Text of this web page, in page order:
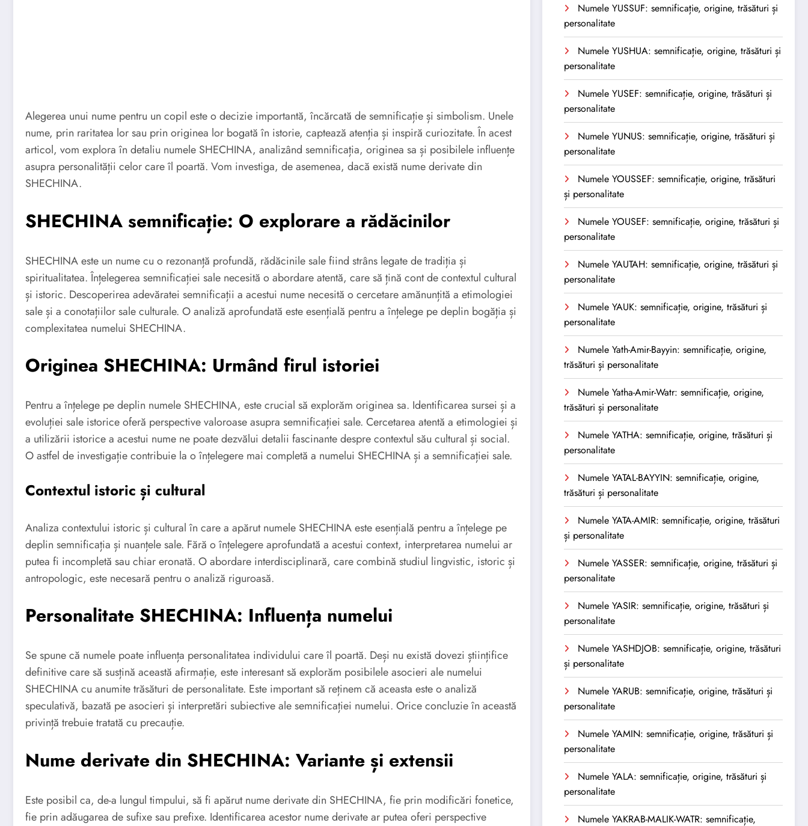
Alegerea unui nume pentru un copil este o decizie importantă, încărcată de semnificație și simbolism. Unele
nume, prin raritatea lor sau prin originea lor bogată în istorie, captează atenția și inspiră curiozitate. În acest
articol, vom explora în detaliu numele SHECHINA, analizând semnificația, originea sa și posibilele influențe
asupra personalității celor care îl poartă. Vom investiga, de asemenea, dacă există nume derivate din
SHECHINA.
SHECHINA semnificație: O explorare a rădăcinilor
SHECHINA este un nume cu o rezonanță profundă, rădăcinile sale fiind strâns legate de tradiția și
spiritualitatea. Înțelegerea semnificației sale necesită o abordare atentă, care să țină cont de contextul cultural
și istoric. Descoperirea adevăratei semnificații a acestui nume necesită o cercetare amănunțită a etimologiei
sale și a conotațiilor sale culturale. O analiză aprofundată este esențială pentru a înțelege pe deplin bogăția și
complexitatea numelui SHECHINA.
Originea SHECHINA: Urmând firul istoriei
Pentru a înțelege pe deplin numele SHECHINA, este crucial să explorăm originea sa. Identificarea sursei și a
evoluției sale istorice oferă perspective valoroase asupra semnificației sale. Cercetarea atentă a etimologiei și
a utilizării istorice a acestui nume ne poate dezvălui detalii fascinante despre contextul său cultural și social.
O astfel de investigație contribuie la o înțelegere mai completă a numelui SHECHINA și a semnificației sale.
Contextul istoric și cultural
Analiza contextului istoric și cultural în care a apărut numele SHECHINA este esențială pentru a înțelege pe
deplin semnificația și nuanțele sale. Fără o înțelegere aprofundată a acestui context, interpretarea numelui ar
putea fi incompletă sau chiar eronată. O abordare interdisciplinară, care combină studiul lingvistic, istoric și
antropologic, este necesară pentru o analiză riguroasă.
Personalitate SHECHINA: Influența numelui
Se spune că numele poate influența personalitatea individului care îl poartă. Deși nu există dovezi științifice
definitive care să susțină această afirmație, este interesant să explorăm posibilele asocieri ale numelui
SHECHINA cu anumite trăsături de personalitate. Este important să reținem că aceasta este o analiză
speculativă, bazată pe asocieri și interpretări subiective ale semnificației numelui. Orice concluzie în această
privință trebuie tratată cu precauție.
Nume derivate din SHECHINA: Variante și extensii
Este posibil ca, de-a lungul timpului, să fi apărut nume derivate din SHECHINA, fie prin modificări fonetice,
fie prin adăugarea de sufixe sau prefixe. Identificarea acestor nume derivate ar putea oferi perspective
Numele YUSSUF: semnificație, origine, trăsături și
personalitate
Numele YUSHUA: semnificație, origine, trăsături și
personalitate
Numele YUSEF: semnificație, origine, trăsături și
personalitate
Numele YUNUS: semnificație, origine, trăsături și
personalitate
Numele YOUSSEF: semnificație, origine, trăsături
și personalitate
Numele YOUSEF: semnificație, origine, trăsături și
personalitate
Numele YAUTAH: semnificație, origine, trăsături și
personalitate
Numele YAUK: semnificație, origine, trăsături și
personalitate
Numele Yath-Amir-Bayyin: semnificație, origine,
trăsături și personalitate
Numele Yatha-Amir-Watr: semnificație, origine,
trăsături și personalitate
Numele YATHA: semnificație, origine, trăsături și
personalitate
Numele YATAL-BAYYIN: semnificație, origine,
trăsături și personalitate
Numele YATA-AMIR: semnificație, origine, trăsături
și personalitate
Numele YASSER: semnificație, origine, trăsături și
personalitate
Numele YASIR: semnificație, origine, trăsături și
personalitate
Numele YASHDJOB: semnificație, origine, trăsături
și personalitate
Numele YARUB: semnificație, origine, trăsături și
personalitate
Numele YAMIN: semnificație, origine, trăsături și
personalitate
Numele YALA: semnificație, origine, trăsături și
personalitate
Numele YAKRAB-MALIK-WATR: semnificație,